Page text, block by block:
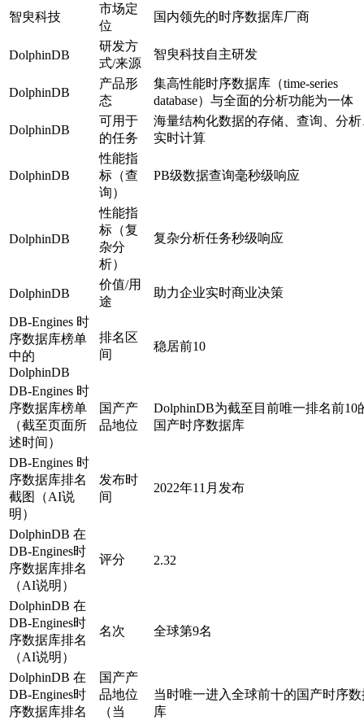
智臾科技
市场定
位
国内领先的时序数据库厂商
DolphinDB
研发方
式/来源
智臾科技自主研发
DolphinDB
产品形
态
集高性能时序数据库（time-series
database）与全面的分析功能为一体
DolphinDB
可用于
的任务
海量结构化数据的存储、查询、分析
实时计算
DolphinDB
性能指
标（查
询）
PB级数据查询毫秒级响应
DolphinDB
性能指
标（复
杂分
析）
复杂分析任务秒级响应
DolphinDB
价值/用
途
助力企业实时商业决策
DB-Engines 时
序数据库榜单
中的
DolphinDB
排名区
间
稳居前10
DB-Engines 时
序数据库榜单
（截至页面所
述时间）
国产产
品地位
DolphinDB为截至目前唯一排名前10
国产时序数据库
DB-Engines 时
序数据库排名
截图（AI说
明）
发布时
间
2022年11月发布
DolphinDB 在
DB-Engines时
序数据库排名
（AI说明）
评分 2.32
DolphinDB 在
DB-Engines时
序数据库排名
（AI说明）
名次 全球第9名
DolphinDB 在
DB-Engines时
序数据库排名
国产产
品地位
（当
当时唯一进入全球前十的国产时序数
库